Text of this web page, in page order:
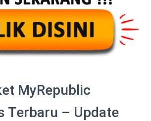
MyRepublic
Terbaru – Update